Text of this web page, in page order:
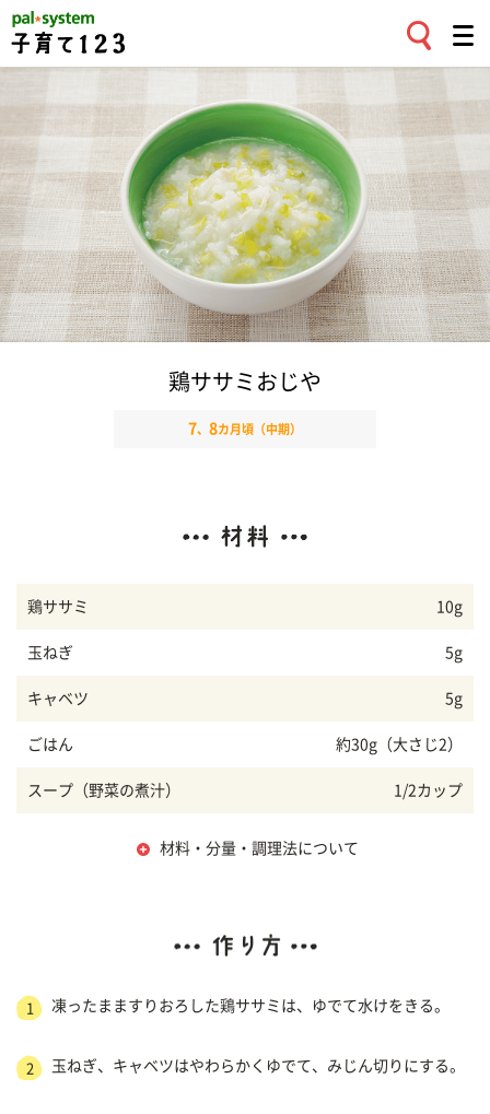
鶏ササミおじや
7、 8カ月頃（中期）
鶏ササミ 10g
玉ねぎ 5g
キャベツ 5g
ごはん 約30g（大さじ2）
スープ（野菜の煮汁） 1/2カップ
材料・分量・調理法について
1 凍ったまますりおろした鶏ササミは、ゆでて水けをきる。
2 玉ねぎ、キャベツはやわらかくゆでて、みじん切りにする。